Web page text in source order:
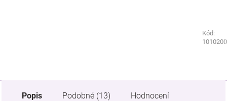
Kód:
Kód:
Popis Podobné (13) Hodnocení